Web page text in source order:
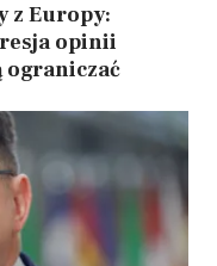
z Europy:
opinii
ograniczać